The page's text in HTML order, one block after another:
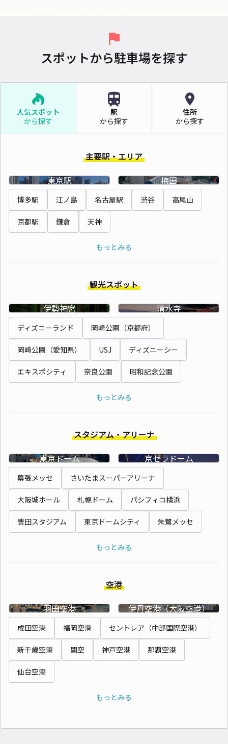
スポットから駐車場を探す
人気スポット
から探す
駅
から探す
住所
から探す
主要駅・エリア
東京駅
梅田
博多駅 江ノ島 名古屋駅 渋谷 高尾山
京都駅 鎌倉 天神
もっとみる
観光スポット
伊勢神宮
清水寺
ディズニーランド 岡崎公園（京都府）
岡崎公園（愛知県） USJ ディズニーシー
エキスポシティ 奈良公園 昭和記念公園
もっとみる
スタジアム・アリーナ
東京ドーム
京セラドーム
幕張メッセ さいたまスーパーアリーナ
大阪城ホール 札幌ドーム パシフィコ横浜
豊田スタジアム 東京ドームシティ 朱鷺メッセ
もっとみる
空港
羽田空港
伊丹空港（大阪空港）
成田空港 福岡空港 セントレア（中部国際空港）
新千歳空港 関空 神戸空港 那覇空港
仙台空港
もっとみる